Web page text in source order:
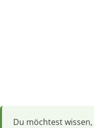
Du möchtest wissen,